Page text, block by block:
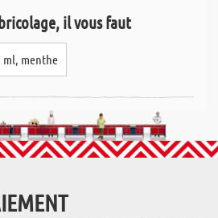
il vous faut
ml, menthe